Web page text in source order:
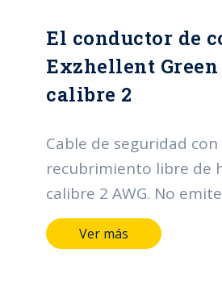
El conductor de
Exzhellent Green
calibre 2
Cable de seguridad con
recubrimiento libre de
calibre 2 AWG. No
téxicos en caso de
Ver más